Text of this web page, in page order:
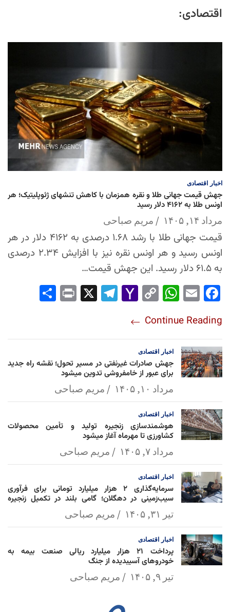
اقتصادی:
اخبار اقتصادی
جهش قیمت جهانی طلا و نقره همزمان با کاهش تنشهای ژئوپلیتیک؛ هر
اونس طلا به ۴۱۶۲ دلار رسید
مرداد ۱۴, ۱۴۰۵ مریم صباحی
قیمت جهانی طلا با رشد ۱.۶۸ درصدی به ۴۱۶۲ دلار در هر
اونس رسید و هر اونس نقره نیز با افزایش ۲.۳۴ درصدی
به ۶۱.۵ دلار رسید. این جهش قیمت…
Fac
ok
Em
Wh
Ap
p
Co
Lin
k
Yah
l
Tel
Pri
Continue Reading
اخبار اقتصادی
جهش صادرات غیرنفتی در مسیر تحول؛ نقشه راه جدید
برای عبور از خامفروشی تدوین میشود
مرداد ۱۰, ۱۴۰۵ مریم صباحی
اخبار اقتصادی
هوشمندسازی زنجیره تولید و تأمین محصولات
کشاورزی تا مهرماه آغاز میشود
مرداد ۷, ۱۴۰۵ مریم صباحی
اخبار اقتصادی
سرمایه‌گذاری ۲ هزار میلیارد تومانی برای فرآوری
سیب‌زمینی در دهگلان؛ گامی بلند در تکمیل زنجیره
ارزش کشاورزیتیر ۳۱, ۱۴۰۵ مریم صباحی
اخبار اقتصادی
پرداخت ۲۱ هزار میلیارد ریالی صنعت بیمه به
خودروهای آسیبدیده از جنگ
تیر ۹, ۱۴۰۵ مریم صباحی